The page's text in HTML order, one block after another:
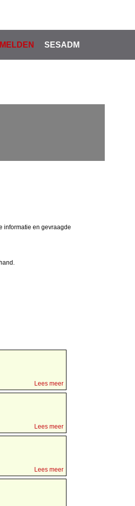
SESADM
informatie en gevraagde
Lees meer
Lees meer
Lees meer